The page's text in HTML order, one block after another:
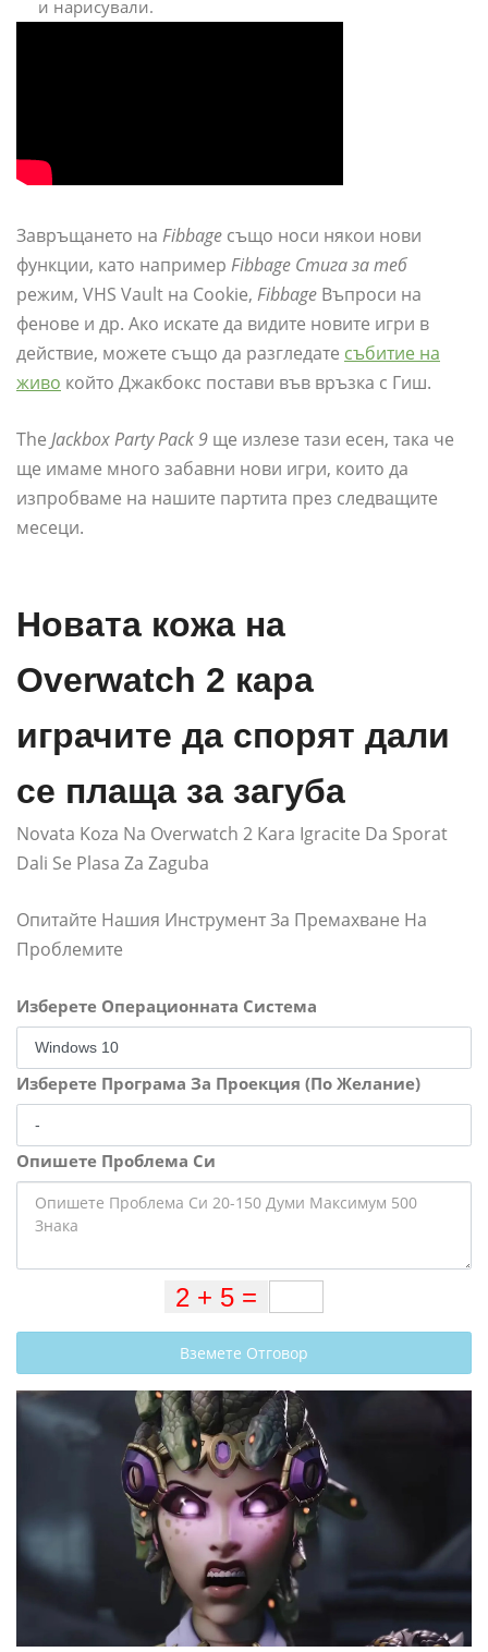
и нарисували.
Завръщането на Fibbage също носи някои нови
функции, като например Fibbage Стига за теб
режим, VHS Vault на Cookie, Fibbage Въпроси на
фенове и др. Ако искате да видите новите игри в
действие, можете също да разгледате събитие на
живо който Джакбокс постави във връзка с Гиш.
The Jackbox Party Pack 9 ще излезе тази есен, така че
ще имаме много забавни нови игри, които да
изпробваме на нашите партита през следващите
месеци.
Новата кожа на
Overwatch 2 кара
играчите да спорят дали
се плаща за загуба
Novata Koza Na Overwatch 2 Kara Igracite Da Sporat
Dali Se Plasa Za Zaguba
Опитайте Нашия Инструмент За Премахване На
Проблемите
Изберете Операционната Система
Изберете Програма За Проекция (По Желание)
Опишете Проблема Си
Вземете Отговор